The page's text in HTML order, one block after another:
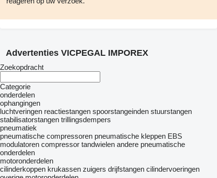
Advertenties VICPEGAL IMPOREX
Zoekopdracht
Categorie
onderdelen
ophangingen
luchtveringen reactiestangen spoorstangeinden stuurstangen
stabilisatorstangen trillingsdempers
pneumatiek
pneumatische compressoren pneumatische kleppen EBS
modulatoren compressor tandwielen andere pneumatische
onderdelen
motoronderdelen
cilinderkoppen krukassen zuigers drijfstangen cilindervoeringen